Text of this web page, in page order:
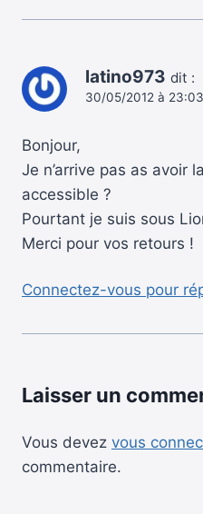
latino973 dit :
30/05/2012 à 23:03
Bonjour,
Je n’arrive pas as avoir
accessible ?
Pourtant je suis sous
Merci pour vos retours !
Connectez-vous pour
Laisser un
Vous devez vous
commentaire.